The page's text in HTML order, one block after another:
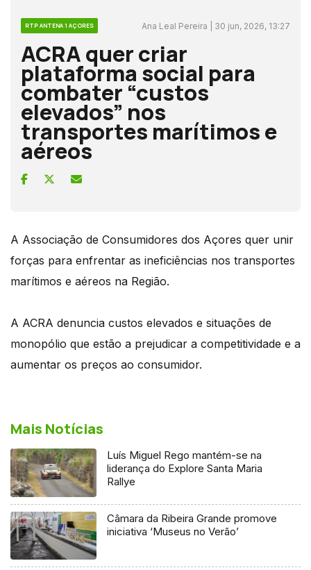
RTP ANTENA 1 AÇORES Ana Leal Pereira | 30 jun, 2026, 13:27
ACRA quer criar
plataforma social para
combater “custos
elevados” nos
transportes marítimos e
aéreos
A Associação de Consumidores dos Açores quer unir
forças para enfrentar as ineficiências nos transportes
marítimos e aéreos na Região.
A ACRA denuncia custos elevados e situações de
monopólio que estão a prejudicar a competitividade e a
aumentar os preços ao consumidor.
Mais Notícias
Luís Miguel Rego mantém-se na
liderança do Explore Santa Maria
Rallye
Câmara da Ribeira Grande promove
iniciativa ‘Museus no Verão’